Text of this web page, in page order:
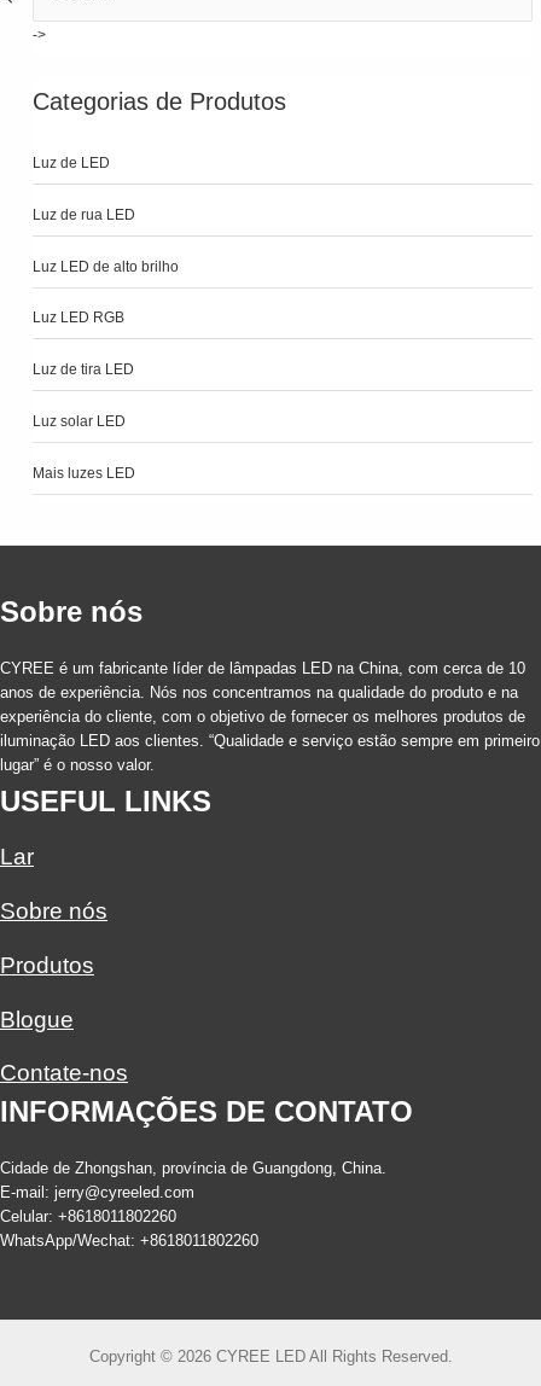
a
c
Categorias de Produtos
Luz de LED
Luz de rua LED
Luz LED de alto brilho
Luz LED RGB
Luz de tira LED
Luz solar LED
Mais luzes LED
Sobre nós
CYREE é um fabricante líder de lâmpadas LED na China, com cerca de 10
anos de experiência. Nós nos concentramos na qualidade do produto e na
experiência do cliente, com o objetivo de fornecer os melhores produtos de
iluminação LED aos clientes. “Qualidade e serviço estão sempre em primeiro
lugar” é o nosso valor.
USEFUL LINKS
Lar
Sobre nós
Produtos
Blogue
Contate-nos
INFORMAÇÕES DE CONTATO
Cidade de Zhongshan, província de Guangdong, China.
E-mail: jerry@cyreeled.com
Celular: +8618011802260
WhatsApp/Wechat: +8618011802260
Copyright © 2026 CYREE LED All Rights Reserved.